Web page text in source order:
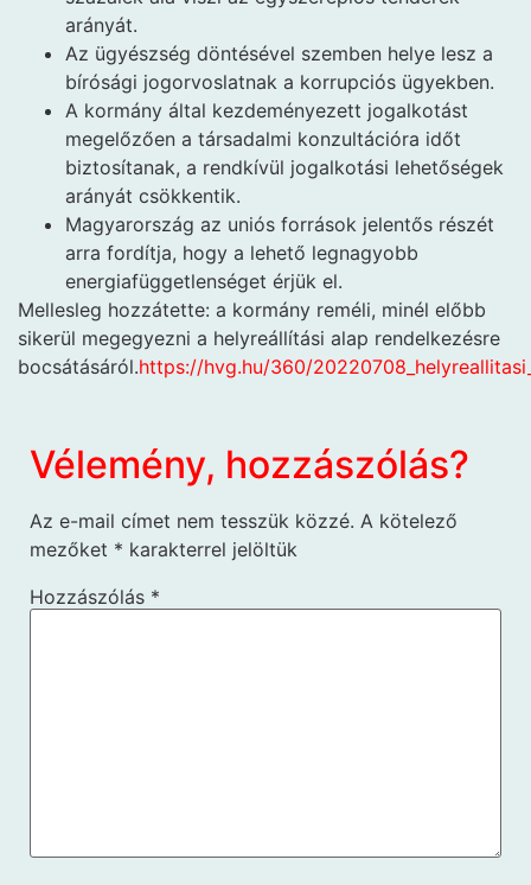
arányát.
Az ügyészség döntésével szemben helye lesz a
bírósági jogorvoslatnak a korrupciós ügyekben.
A kormány által kezdeményezett jogalkotást
megelőzően a társadalmi konzultációra időt
biztosítanak, a rendkívül jogalkotási lehetőségek
arányát csökkentik.
Magyarország az uniós források jelentős részét
arra fordítja, hogy a lehető legnagyobb
energiafüggetlenséget érjük el.
Mellesleg hozzátette: a kormány reméli, minél előbb
sikerül megegyezni a helyreállítási alap rendelkezésre
bocsátásáról.https://hvg.hu/360/
Vélemény, hozzászólás?
Az e-mail címet nem tesszük közzé. A kötelező
mezőket * karakterrel jelöltük
Hozzászólás *